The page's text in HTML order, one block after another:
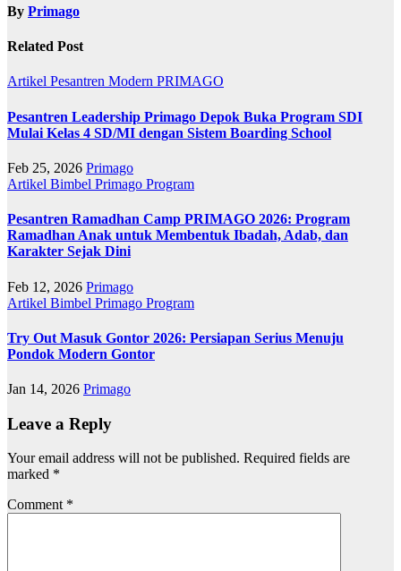
By Primago
Related Post
Artikel Pesantren Modern PRIMAGO
Pesantren Leadership Primago Depok Buka Program SDI
Mulai Kelas 4 SD/MI dengan Sistem Boarding School
Feb 25, 2026 Primago
Artikel Bimbel Primago Program
Pesantren Ramadhan Camp PRIMAGO 2026: Program
Ramadhan Anak untuk Membentuk Ibadah, Adab, dan
Karakter Sejak Dini
Feb 12, 2026 Primago
Artikel Bimbel Primago Program
Try Out Masuk Gontor 2026: Persiapan Serius Menuju
Pondok Modern Gontor
Jan 14, 2026 Primago
Leave a Reply
Your email address will not be published. Required fields are
marked *
Comment *